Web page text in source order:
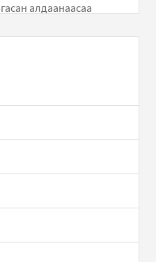
алдаанаасаа
Layouts driver )
бичгийн програмын